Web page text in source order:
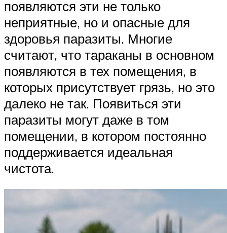
появляются эти не только
неприятные, но и опасные для
здоровья паразиты. Многие
считают, что тараканы в основном
появляются в тех помещения, в
которых присутствует грязь, но это
далеко не так. Появиться эти
паразиты могут даже в том
помещении, в котором постоянно
поддерживается идеальная
чистота.